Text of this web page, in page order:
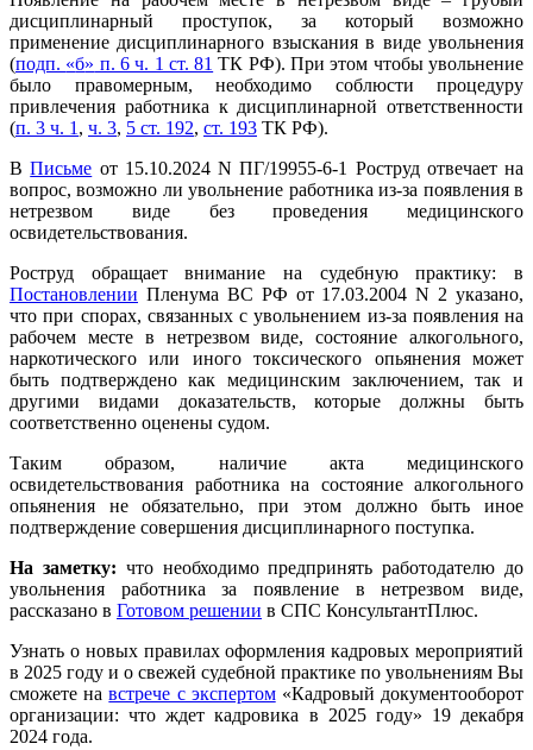
дисциплинарный проступок, за который возможно
применение дисциплинарного взыскания в виде увольнения
(подп. «б» п. 6 ч. 1 ст. 81 ТК РФ). При этом чтобы увольнение
было правомерным, необходимо соблюсти процедуру
привлечения работника к дисциплинарной ответственности
(п. 3 ч. 1 , ч. 3, 5 ст. 192, ст. 193 ТК РФ).
ВПисьме от 15.10.2024 N ПГ/19955-6-1 Роструд отвечает на
вопрос, возможно ли увольнение работника из-за появления в
нетрезвом виде без проведения медицинского
освидетельствования.
Роструд обращает внимание на судебную практику: в
Постановлении Пленума ВС РФ от 17.03.2004 N 2 указано,
что при спорах, связанных с увольнением из-за появления на
рабочем месте в нетрезвом виде, состояние алкогольного,
наркотического или иного токсического опьянения может
быть подтверждено как медицинским заключением, так и
другими видами доказательств, которые должны быть
соответственно оценены судом.
Таким образом, наличие акта медицинского
освидетельствования работника на состояние алкогольного
опьянения не обязательно, при этом должно быть иное
подтверждение совершения дисциплинарного поступка.
На заметку: что необходимо предпринять работодателю до
увольнения работника за появление в нетрезвом виде,
рассказано в Готовом решении в СПС КонсультантПлюс.
Узнать о новых правилах оформления кадровых мероприятий
в 2025 году и о свежей судебной практике по увольнениям Вы
сможете навстрече с экспертом«Кадровый документооборот
организации: что ждет кадровика в 2025 году» 19 декабря
2024 года.